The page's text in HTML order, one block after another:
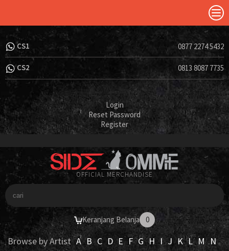
CS1 0877 2274 5432
CS2 0813 8087 7735
Login
Reset Password
Register
OFFICIAL MERCHANDISE
Keranjang Belanja 0
Browse by Artist A B C D E F G H I J K L M
N